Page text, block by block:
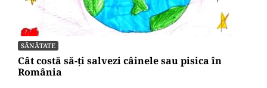
SĂNĂTATE
Cât costă să-ți salvezi câinele sau pisica în
România